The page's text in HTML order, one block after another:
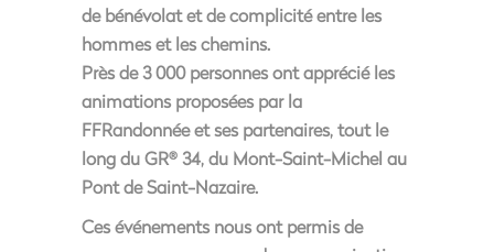
de bénévolat et de complicité entre les
hommes et les chemins.
Près de 3 000 personnes ont apprécié les
animations proposées par la
FFRandonnée et ses partenaires, tout le
long du GR® 34, du Mont-Saint-Michel au
Pont de Saint-Nazaire.
Ces événements nous ont permis de